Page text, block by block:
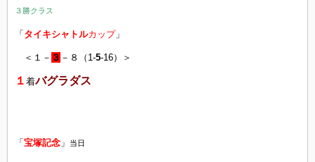
３勝クラス
「 タイキシャトルカップ」
＜１－ ３ －８（1-5-16）＞
１ 着バグラダス
「 宝塚記念 」 当日